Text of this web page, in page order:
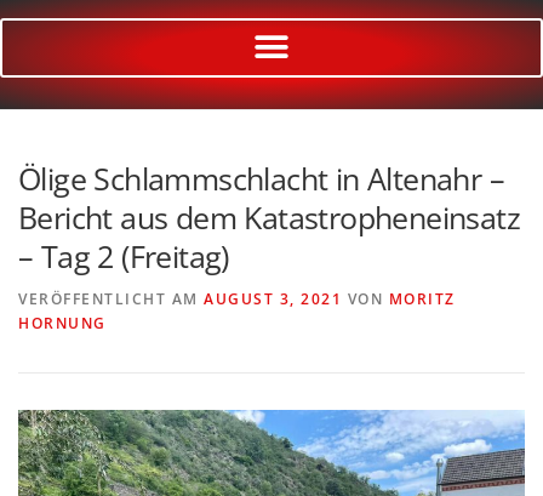
Ölige Schlammschlacht in Altenahr –
Bericht aus dem Katastropheneinsatz
– Tag 2 (Freitag)
VERÖFFENTLICHT AM AUGUST 3, 2021 VON MORITZ
HORNUNG